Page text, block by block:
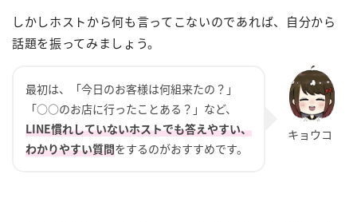
しかしホストから何も言ってこないのであれば、自分から
話題を振ってみましょう。
最初は、「今日のお客様は何組来たの？」
「○○のお店に行ったことある？」など、
LINE慣れしていないホストでも答えやすい、
わかりやすい質問をするのがおすすめです。